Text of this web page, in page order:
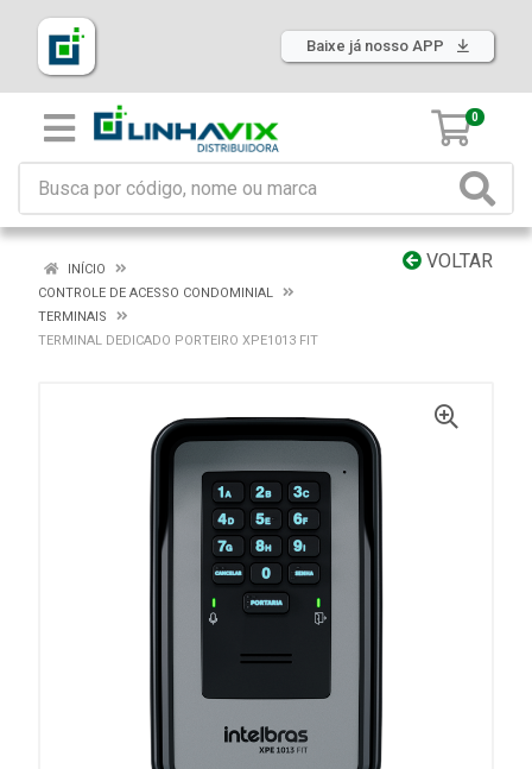
Baixe já nosso APP
0
VOLTAR
INÍCIO
CONTROLE DE ACESSO CONDOMINIAL
TERMINAIS
TERMINAL DEDICADO PORTEIRO XPE1013 FIT